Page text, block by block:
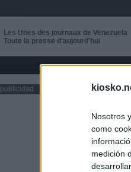
Nosotros
como
medición
Les Unes des journaux de Venezuela
Toute la presse d'aujourd'hui
publicidad